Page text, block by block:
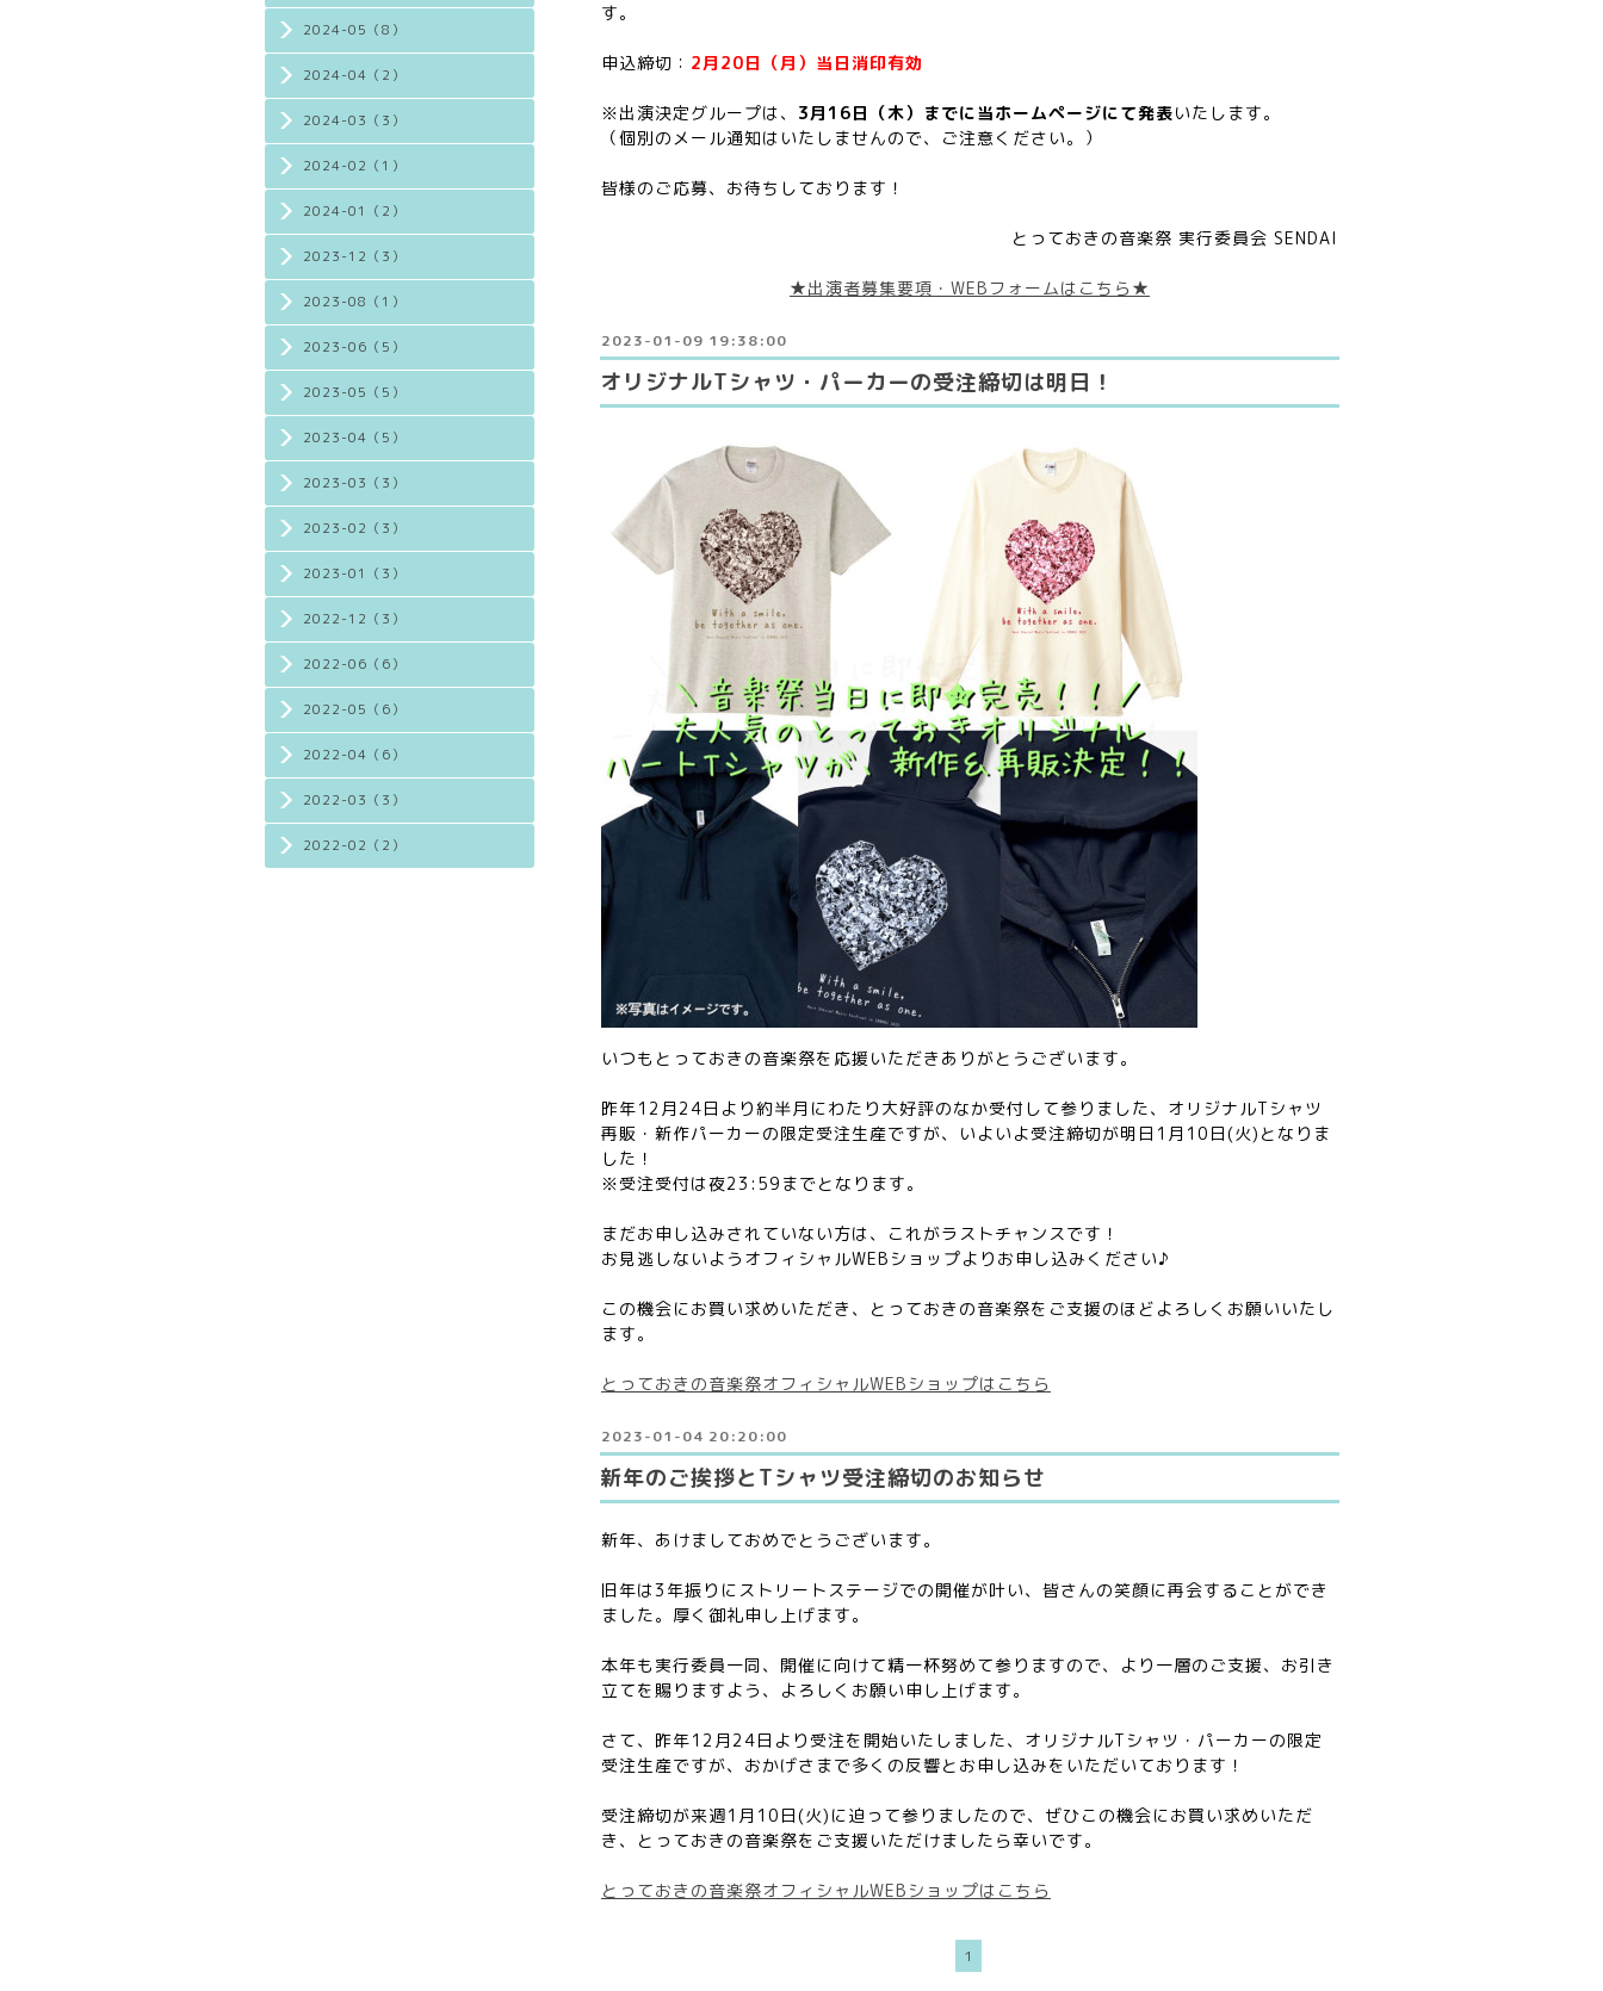
2024-05（8）
2024-04（2）
2024-03（3）
2024-02（1）
2024-01（2）
2023-12（3）
2023-08（1）
2023-06（5）
2023-05（5）
2023-04（5）
2023-03（3）
2023-02（3）
2023-01（3）
2022-12（3）
2022-06（6）
2022-05（6）
2022-04（6）
2022-03（3）
2022-02（2）
す。
申込締切： 2月20日（月）当日消印有効
※出演決定グループは、 3月16日（木）までに当ホームページにて発表いたします。
（個別のメール通知はいたしませんので、ご注意ください。）
皆様のご応募、お待ちしております！
とっておきの音楽祭 実行委員会 SENDAI
★出演者募集要項・WEBフォームはこちら★
2023-01-09 19:38:00
オリジナルTシャツ・パーカーの受注締切は明日！
いつもとっておきの音楽祭を応援いただきありがとうございます。
昨年12月24日より約半月にわたり大好評のなか受付して参りました、オリジナルTシャツ
再販・新作パーカーの限定受注生産ですが、いよいよ受注締切が明日1月10日(火)となりま
した！
※受注受付は夜23:59までとなります。
まだお申し込みされていない方は、これがラストチャンスです！
お見逃しないようオフィシャルWEBショップよりお申し込みください♪
この機会にお買い求めいただき、とっておきの音楽祭をご支援のほどよろしくお願いいたし
ます。
とっておきの音楽祭オフィシャルWEBショップはこちら
2023-01-04 20:20:00
新年のご挨拶とTシャツ受注締切のお知らせ
新年、あけましておめでとうございます。
旧年は3年振りにストリートステージでの開催が叶い、皆さんの笑顔に再会することができ
ました。厚く御礼申し上げます。
本年も実行委員一同、開催に向けて精一杯努めて参りますので、より一層のご支援、お引き
立てを賜りますよう、よろしくお願い申し上げます。
さて、昨年12月24日より受注を開始いたしました、オリジナルTシャツ・パーカーの限定
受注生産ですが、おかげさまで多くの反響とお申し込みをいただいております！
受注締切が来週1月10日(火)に迫って参りましたので、ぜひこの機会にお買い求めいただ
き、とっておきの音楽祭をご支援いただけましたら幸いです。
とっておきの音楽祭オフィシャルWEBショップはこちら
1